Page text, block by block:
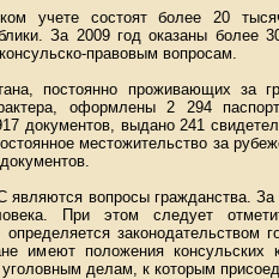
учете состоят более 20
За 2009 год оказаны более
правовым вопросам.
постоянно проживающих за
оформлены 2 294
документов, выдано 241
местожительство за
вопросы гражданства. За
При этом следует
законодательством
имеют положения консульских
делам, к которым